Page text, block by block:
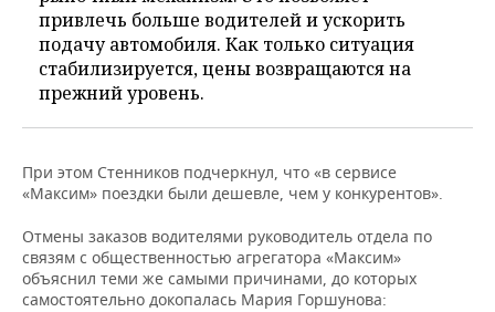
привлечь больше водителей и ускорить
подачу автомобиля. Как только ситуация
стабилизируется, цены возвращаются на
прежний уровень.
При этом Стенников подчеркнул, что «в сервисе
«Максим» поездки были дешевле, чем у конкурентов».
Отмены заказов водителями руководитель отдела по
связям с общественностью агрегатора «Максим»
объяснил теми же самыми причинами, до которых
самостоятельно докопалась Мария Горшунова: